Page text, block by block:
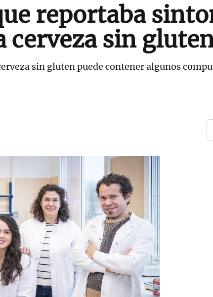
reportaba
cerveza sin
sin gluten puede contener algunos